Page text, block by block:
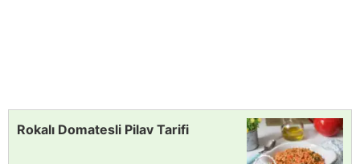
Rokalı Domatesli Pilav Tarifi